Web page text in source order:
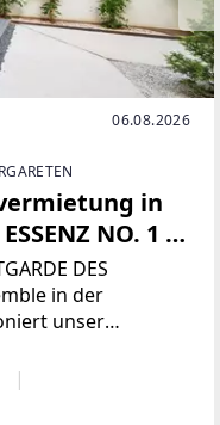
06.08.2026
in
NO. 1 -
Wohnens
DES
in der
unser
ideale Konturen
Individualität.